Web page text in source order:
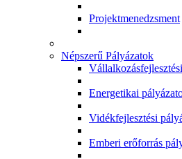
Projektmenedzsment
Népszerű Pályázatok
Energetikai
Vidékfejlesztési
Emberi erőforrás